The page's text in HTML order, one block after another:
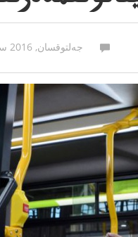
26 جەلتوقسان, 2016 ساعات 15:00